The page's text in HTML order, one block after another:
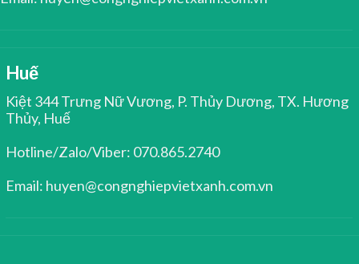
Huế
Kiệt 344 Trưng Nữ Vương, P. Thủy Dương, TX. Hương
Thủy, Huế
Hotline/Zalo/Viber: 070.865.2740
Email: huyen@congnghiepvietxanh.com.vn